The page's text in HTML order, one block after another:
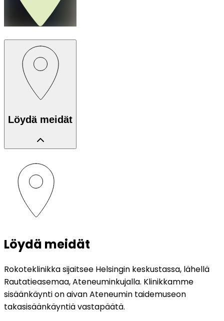
Löydä meidät
Löydä meidät
Rokoteklinikka sijaitsee Helsingin keskustassa, lähellä
Rautatieasemaa, Ateneuminkujalla. Klinikkamme
sisäänkäynti on aivan Ateneumin taidemuseon
takasisäänkäyntiä vastapäätä.